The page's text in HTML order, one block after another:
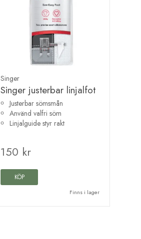
Singer
Singer justerbar linjalfot
Justerbar sömsmån
Använd valfri söm
Linjalguide styr rakt
150 kr
KÖP
Finns i lager